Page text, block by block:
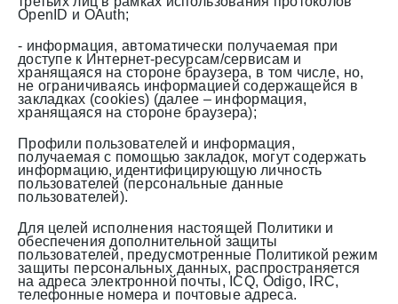
OpenID и OAuth;
- информация, автоматически получаемая при
доступе к Интернет-ресурсам/сервисам и
хранящаяся на стороне браузера, в том числе, но,
не ограничиваясь информацией содержащейся в
закладках (cookies) (далее – информация,
хранящаяся на стороне браузера);
Профили пользователей и информация,
получаемая с помощью закладок, могут содержать
информацию, идентифицирующую личность
пользователей (персональные данные
пользователей).
Для целей исполнения настоящей Политики и
обеспечения дополнительной защиты
пользователей, предусмотренные Политикой режим
защиты персональных данных, распространяется
на адреса электронной почты, ICQ, Odigo, IRC,
телефонные номера и почтовые адреса.